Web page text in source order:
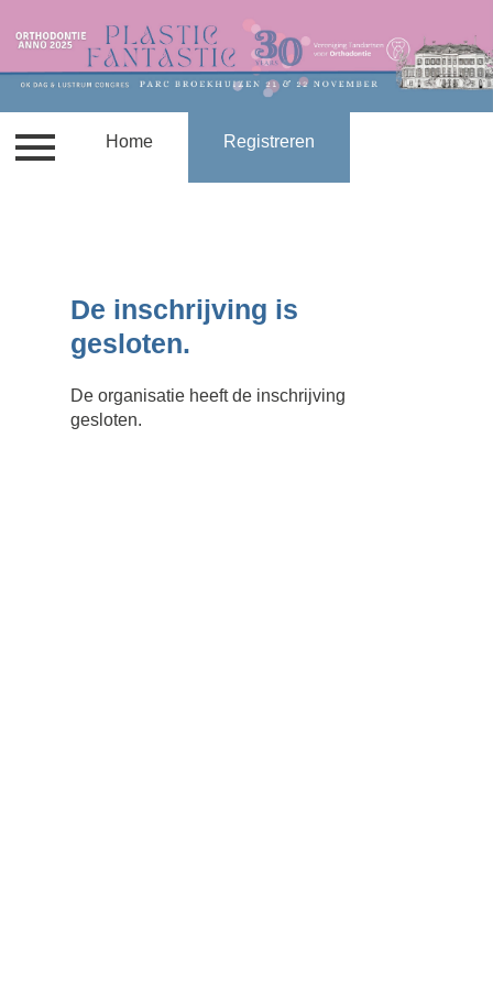
Tarieven en accreditatie
Contact Home Registreren
De inschrijving is
gesloten.
De organisatie heeft de inschrijving
gesloten.